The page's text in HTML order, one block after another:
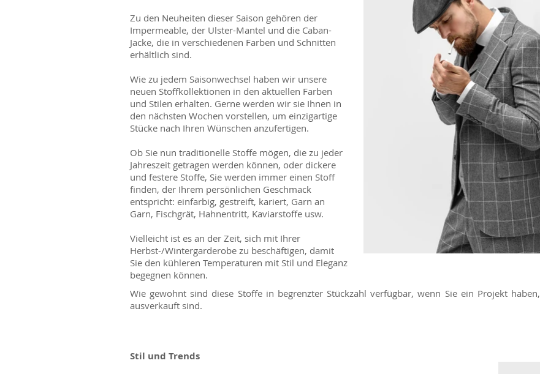
Zu den Neuheiten dieser Saison gehören der
Impermeable, der Ulster-Mantel und die Caban-
Jacke, die in verschiedenen Farben und Schnitten
erhältlich sind.
Wie zu jedem Saisonwechsel haben wir unsere
neuen Stoffkollektionen in den aktuellen Farben
und Stilen erhalten. Gerne werden wir sie Ihnen in
den nächsten Wochen vorstellen, um einzigartige
Stücke nach Ihren Wünschen anzufertigen.
Ob Sie nun traditionelle Stoffe mögen, die zu jeder
Jahreszeit getragen werden können, oder dickere
und festere Stoffe, Sie werden immer einen Stoff
finden, der Ihrem persönlichen Geschmack
entspricht: einfarbig, gestreift, kariert, Garn an
Garn, Fischgrät, Hahnentritt, Kaviarstoffe usw.
Vielleicht ist es an der Zeit, sich mit Ihrer
Herbst-/Wintergarderobe zu beschäftigen, damit
Sie den kühleren Temperaturen mit Stil und Eleganz
begegnen können.
Wie gewohnt sind diese Stoffe in begrenzter Stückzahl verfügbar, wenn Sie ein Projekt haben,
ausverkauft sind.
Stil und Trends